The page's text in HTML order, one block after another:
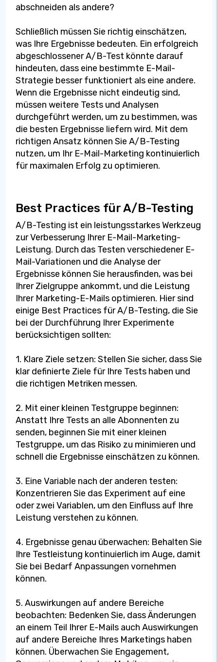
abschneiden als andere?
Schließlich müssen Sie richtig einschätzen,
was Ihre Ergebnisse bedeuten. Ein erfolgreich
abgeschlossener A/B-Test könnte darauf
hindeuten, dass eine bestimmte E-Mail-
Strategie besser funktioniert als eine andere.
Wenn die Ergebnisse nicht eindeutig sind,
müssen weitere Tests und Analysen
durchgeführt werden, um zu bestimmen, was
die besten Ergebnisse liefern wird. Mit dem
richtigen Ansatz können Sie A/B-Testing
nutzen, um Ihr E-Mail-Marketing kontinuierlich
für maximalen Erfolg zu optimieren.
Best Practices für A/B-Testing
A/B-Testing ist ein leistungsstarkes Werkzeug
zur Verbesserung Ihrer E-Mail-Marketing-
Leistung. Durch das Testen verschiedener E-
Mail-Variationen und die Analyse der
Ergebnisse können Sie herausfinden, was bei
Ihrer Zielgruppe ankommt, und die Leistung
Ihrer Marketing-E-Mails optimieren. Hier sind
einige Best Practices für A/B-Testing, die Sie
bei der Durchführung Ihrer Experimente
berücksichtigen sollten:
1. Klare Ziele setzen: Stellen Sie sicher, dass Sie
klar definierte Ziele für Ihre Tests haben und
die richtigen Metriken messen.
2. Mit einer kleinen Testgruppe beginnen:
Anstatt Ihre Tests an alle Abonnenten zu
senden, beginnen Sie mit einer kleinen
Testgruppe, um das Risiko zu minimieren und
schnell die Ergebnisse einschätzen zu können.
3. Eine Variable nach der anderen testen:
Konzentrieren Sie das Experiment auf eine
oder zwei Variablen, um den Einfluss auf Ihre
Leistung verstehen zu können.
4. Ergebnisse genau überwachen: Behalten Sie
Ihre Testleistung kontinuierlich im Auge, damit
Sie bei Bedarf Anpassungen vornehmen
können.
5. Auswirkungen auf andere Bereiche
beobachten: Bedenken Sie, dass Änderungen
an einem Teil Ihrer E-Mails auch Auswirkungen
auf andere Bereiche Ihres Marketings haben
können. Überwachen Sie Engagement,